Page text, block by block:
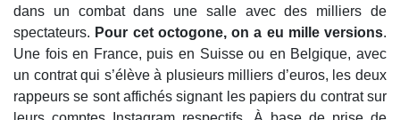
dans un combat dans une salle avec des milliers de
spectateurs. Pour cet octogone, on a eu mille versions.
Une fois en France, puis en Suisse ou en Belgique, avec
un contrat qui s’élève à plusieurs milliers d’euros, les deux
rappeurs se sont affichés signant les papiers du contrat sur